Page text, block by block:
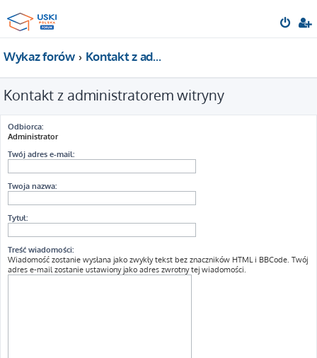
Wykaz forów Kontakt z administratorem witryny
Kontakt z administratorem witryny
Odbiorca:
Administrator
Twój adres e-mail:
Twoja nazwa:
Tytuł:
Treść wiadomości:
Wiadomość zostanie wysłana jako zwykły tekst bez znaczników HTML i BBCode. Twój
adres e-mail zostanie ustawiony jako adres zwrotny tej wiadomości.